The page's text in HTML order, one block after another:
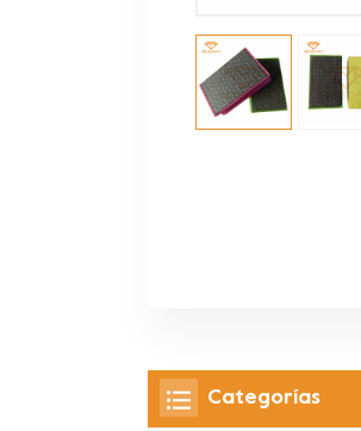
Categorías